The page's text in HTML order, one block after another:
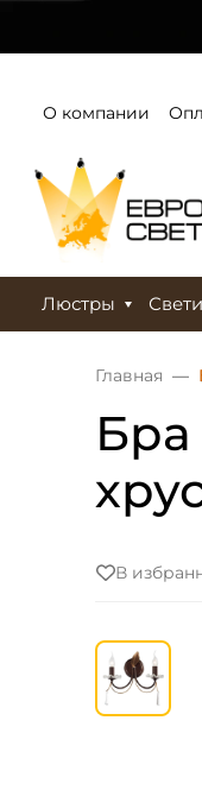
О компании
Люстры
Главная
Бра
В